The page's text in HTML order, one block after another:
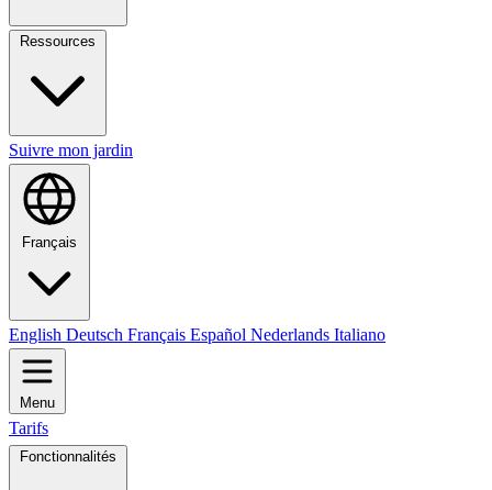
Suivre mon jardin
Français
English Deutsch Français Español Nederlands Italiano
Menu
Tarifs
Fonctionnalités